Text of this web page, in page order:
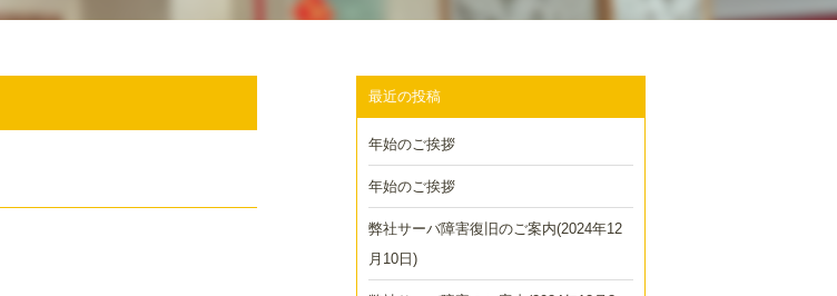
最近の投稿
年始のご挨拶
年始のご挨拶
弊社サーバ障害復旧のご案内(2024年12
月10日)